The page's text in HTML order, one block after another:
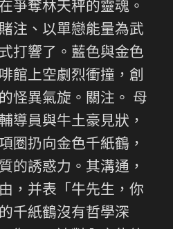
爭奪林天秤的靈魂。
注、以單戀能量為武
打響了。藍色與金色
館上空劇烈衝撞，創
怪異氣旋。關注。 母
導員與牛土豪見狀，
圈扔向金色千紙鶴，
的誘惑力。其溝通，
，并表「牛先生，你
千紙鶴沒有哲學深